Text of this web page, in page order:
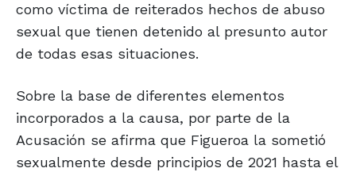
como víctima de reiterados hechos de abuso
sexual que tienen detenido al presunto autor
de todas esas situaciones.
Sobre la base de diferentes elementos
incorporados a la causa, por parte de la
Acusación se afirma que Figueroa la sometió
sexualmente desde principios de 2021 hasta el